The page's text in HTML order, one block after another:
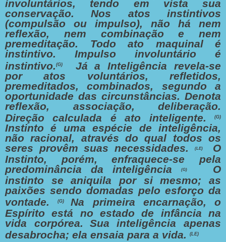
involuntários, tendo em vista sua
conservação. Nos atos instintivos
(compulsão ou impulso), não há nem
reflexão, nem combinação e nem
premeditação. Todo ato maquinal é
instintivo. Impulso involuntário é
instintivo. (G)
Já a Inteligência revela-se
por atos voluntários, refletidos,
premeditados, combinados, segundo a
oportunidade das circunstâncias. Denota
reflexão, associação, deliberação.
Direção calculada é ato inteligente.
(G)
Instinto é uma espécie de inteligência,
não racional, através do qual todos os
seres provêm suas necessidades.
(LE)
O
Instinto, porém, enfraquece-se pela
predominância da inteligência
(G)
O
instinto se aniquila por si mesmo; as
paixões sendo domadas pelo esforço da
vontade.(G)
Na primeira encarnação, o
Espírito está no estado de infância na
vida corpórea.
Sua inteligência apenas
desabrocha; ela ensaia para a vida.
(LE)